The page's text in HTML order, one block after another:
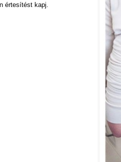
értesítést kapj.